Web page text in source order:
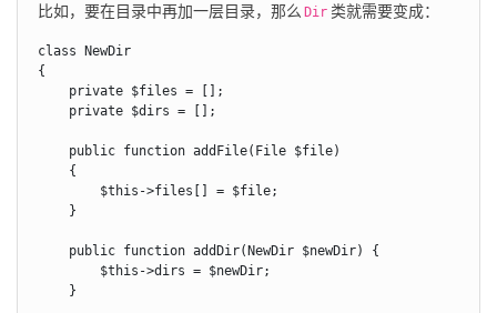
比如，要在目录中再加一层目录，那么 Dir 类就需要变成：
class NewDir
{
    private $files = [];
    private $dirs = [];
    public function addFile(File $file)
    {
        $this->files[] = $file;
    }
    public function addDir(NewDir $newDir) {
        $this->dirs = $newDir;
    }